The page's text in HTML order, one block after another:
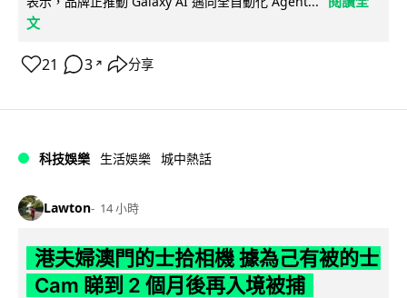
文
21 3 ↗ 分享
科技娛樂 生活娛樂 城中熱話
Lawton 14 小時
港夫婦澳門的士拾相機 據為己有被的士
Cam 睇到 2 個月後再入境被捕